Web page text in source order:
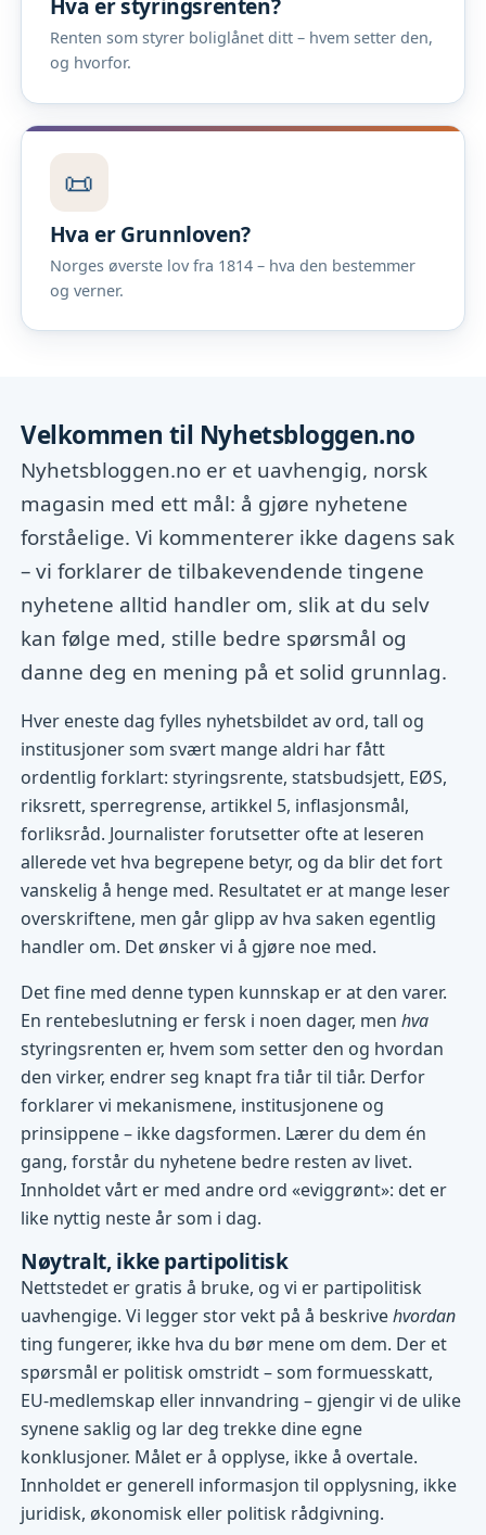
Hva er styringsrenten?
Renten som styrer boliglånet ditt – hvem setter den,
og hvorfor.
📜
Hva er Grunnloven?
Norges øverste lov fra 1814 – hva den bestemmer
og verner.
Velkommen til Nyhetsbloggen.no
Nyhetsbloggen.no er et uavhengig, norsk
magasin med ett mål: å gjøre nyhetene
forståelige. Vi kommenterer ikke dagens sak
– vi forklarer de tilbakevendende tingene
nyhetene alltid handler om, slik at du selv
kan følge med, stille bedre spørsmål og
danne deg en mening på et solid grunnlag.
Hver eneste dag fylles nyhetsbildet av ord, tall og
institusjoner som svært mange aldri har fått
ordentlig forklart: styringsrente, statsbudsjett, EØS,
riksrett, sperregrense, artikkel 5, inflasjonsmål,
forliksråd. Journalister forutsetter ofte at leseren
allerede vet hva begrepene betyr, og da blir det fort
vanskelig å henge med. Resultatet er at mange leser
overskriftene, men går glipp av hva saken egentlig
handler om. Det ønsker vi å gjøre noe med.
Det fine med denne typen kunnskap er at den varer.
En rentebeslutning er fersk i noen dager, menhva
styringsrenten er, hvem som setter den og hvordan
den virker, endrer seg knapt fra tiår til tiår. Derfor
forklarer vi mekanismene, institusjonene og
prinsippene – ikke dagsformen. Lærer du dem én
gang, forstår du nyhetene bedre resten av livet.
Innholdet vårt er med andre ord «eviggrønt»: det er
like nyttig neste år som i dag.
Nøytralt, ikke partipolitisk
Nettstedet er gratis å bruke, og vi er partipolitisk
uavhengige. Vi legger stor vekt på å beskrivehvordan
ting fungerer, ikke hva du bør mene om dem. Der et
spørsmål er politisk omstridt – som formuesskatt,
EU-medlemskap eller innvandring – gjengir vi de ulike
synene saklig og lar deg trekke dine egne
konklusjoner. Målet er å opplyse, ikke å overtale.
Innholdet er generell informasjon til opplysning, ikke
juridisk, økonomisk eller politisk rådgivning.